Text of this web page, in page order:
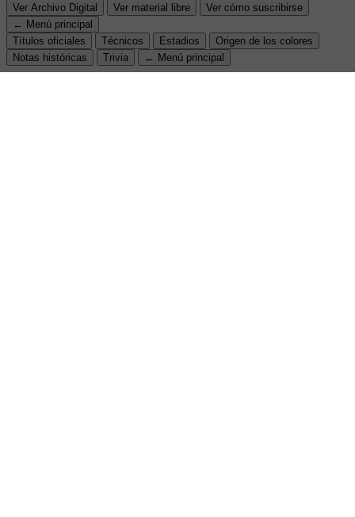
Ver Archivo Digital
Ver material libre
Ver cómo suscribirse
← Menú principal
Títulos oficiales
Técnicos Estadios
Origen de los colores
Notas históricas
Trivia ← Menú principal